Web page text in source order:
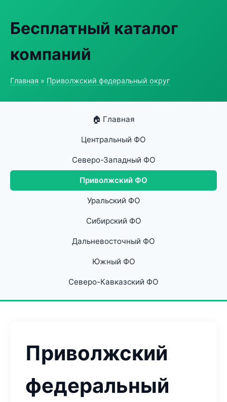
Бесплатный каталог
компаний
Главная » Приволжский федеральный округ
🏠 Главная
Центральный ФО
Северо-Западный ФО
Приволжский ФО
Уральский ФО
Сибирский ФО
Дальневосточный ФО
Южный ФО
Северо-Кавказский ФО
Приволжский
федеральный